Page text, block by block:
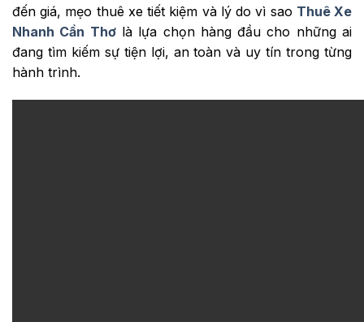
đến giá, mẹo thuê xe tiết kiệm và lý do vì sao Thuê Xe
Nhanh Cần Thơlà lựa chọn hàng đầu cho những ai
đang tìm kiếm sự tiện lợi, an toàn và uy tín trong từng
hành trình.